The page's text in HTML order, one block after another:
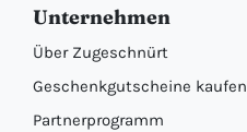
Unternehmen
Über Zugeschnürt
Geschenkgutscheine kaufen
Partnerprogramm